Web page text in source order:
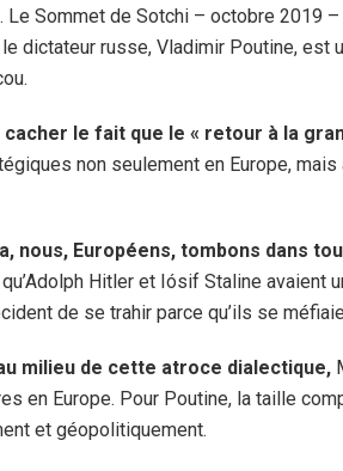
Le Sommet de Sotchi – octobre 2019
dictateur russe, Vladimir Poutine, est
le fait que le « retour à la
non seulement en Europe,
nous, Européens, tombons dans
Hitler et Iósif Staline avaient
de se trahir parce qu’ils se
milieu de cette atroce dialectique,
en Europe. Pour Poutine, la taille
et géopolitiquement.